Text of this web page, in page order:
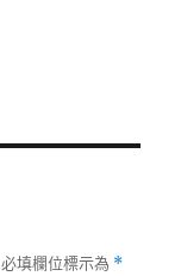
必填欄位標示為 *